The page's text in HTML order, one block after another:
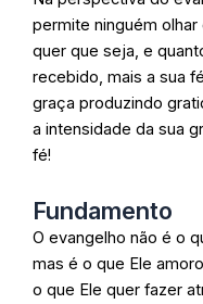
permite ninguém
quer que seja, e
recebido, mais a sua
graça produzindo
a intensidade da sua
fé!
Fundamento
O evangelho não é o
mas é o que Ele
o que Ele quer fazer